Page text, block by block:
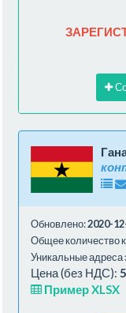
Обновлено:2020-
Общее количество
Уникальные адреса
Цена (без НДС):
Пример XLSX